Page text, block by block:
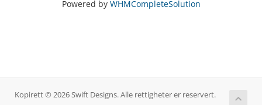
Powered by WHMCompleteSolution
Kopirett © 2026 Swift Designs. Alle rettigheter er reservert.